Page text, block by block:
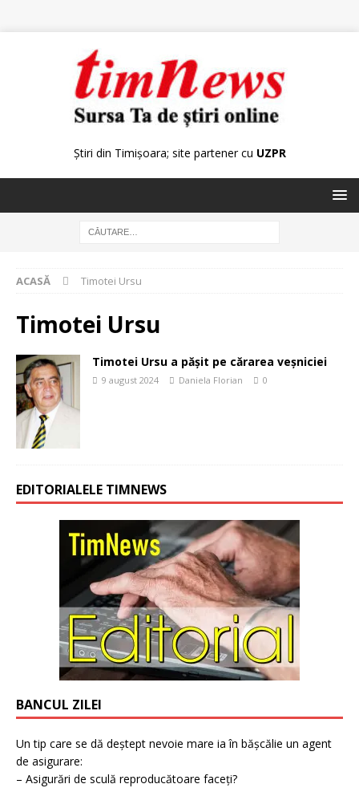
Știri din Timișoara; site partener cu UZPR
ACASĂ Timotei Ursu
Timotei Ursu
Timotei Ursu a pășit pe cărarea veșniciei
9 august 2024 Daniela Florian 0
EDITORIALELE TIMNEWS
BANCUL ZILEI
Un tip care se dă deștept nevoie mare ia în bășcălie un agent
de asigurare:
– Asigurări de sculă reproducătoare faceți?